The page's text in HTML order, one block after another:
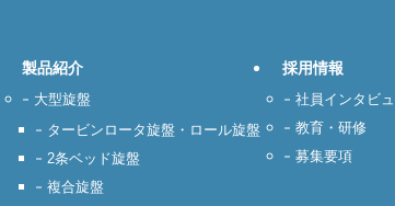
製品紹介
大型旋盤
タービンロータ旋盤・ロール旋盤
2条ベッド旋盤
複合旋盤
採用情報
社員インタビ
教育・研修
募集要項